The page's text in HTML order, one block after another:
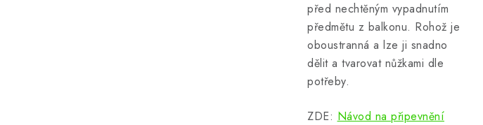
před nechtěným vypadnutím
předmětu z balkonu. Rohož je
oboustranná a lze ji snadno
dělit a tvarovat nůžkami dle
potřeby.
ZDE: Návod na připevnění